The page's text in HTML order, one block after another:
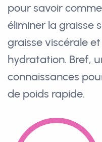
pour savoir
éliminer la graisse
graisse viscérale
hydratation. Bref,
connaissances
de poids rapide.